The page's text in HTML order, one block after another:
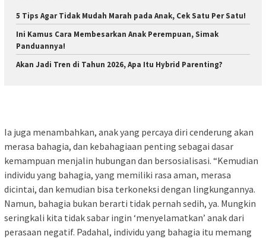
5 Tips Agar Tidak Mudah Marah pada Anak, Cek Satu Per Satu!
Ini Kamus Cara Membesarkan Anak Perempuan, Simak
Panduannya!
Akan Jadi Tren di Tahun 2026, Apa Itu Hybrid Parenting?
Ia juga menambahkan, anak yang percaya diri cenderung akan
merasa bahagia, dan kebahagiaan penting sebagai dasar
kemampuan menjalin hubungan dan bersosialisasi. “Kemudian
individu yang bahagia, yang memiliki rasa aman, merasa
dicintai, dan kemudian bisa terkoneksi dengan lingkungannya.
Namun, bahagia bukan berarti tidak pernah sedih, ya. Mungkin
seringkali kita tidak sabar ingin ‘menyelamatkan’ anak dari
perasaan negatif. Padahal, individu yang bahagia itu memang